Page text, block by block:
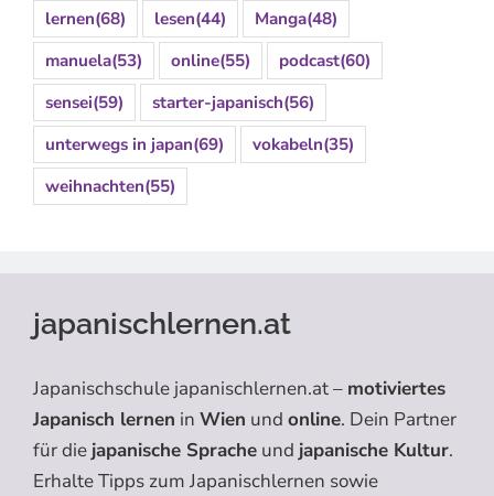
lernen(68) lesen(44) Manga(48)
manuela(53) online(55) podcast(60)
sensei(59) starter-japanisch(56)
unterwegs in japan(69) vokabeln(35)
weihnachten(55)
japanischlernen.at
Japanischschule japanischlernen.at – motiviertes
Japanisch lernen in Wien und online. Dein Partner
für die japanische Sprache und japanische Kultur.
Erhalte Tipps zum Japanischlernen sowie